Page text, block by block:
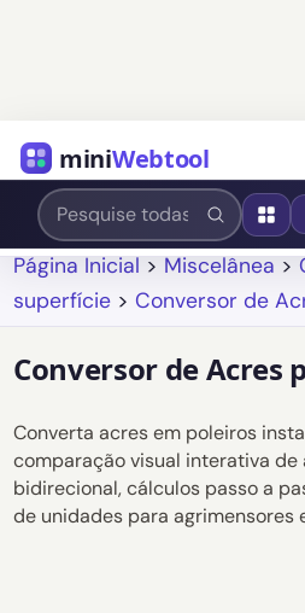
miniWebtool
Página Inicial > Miscelânea >
superfície >Conversor de
Conversor de Acres
Converta acres em poleiros
comparação visual interativa de
bidirecional, cálculos passo a
de unidades para agrimensores